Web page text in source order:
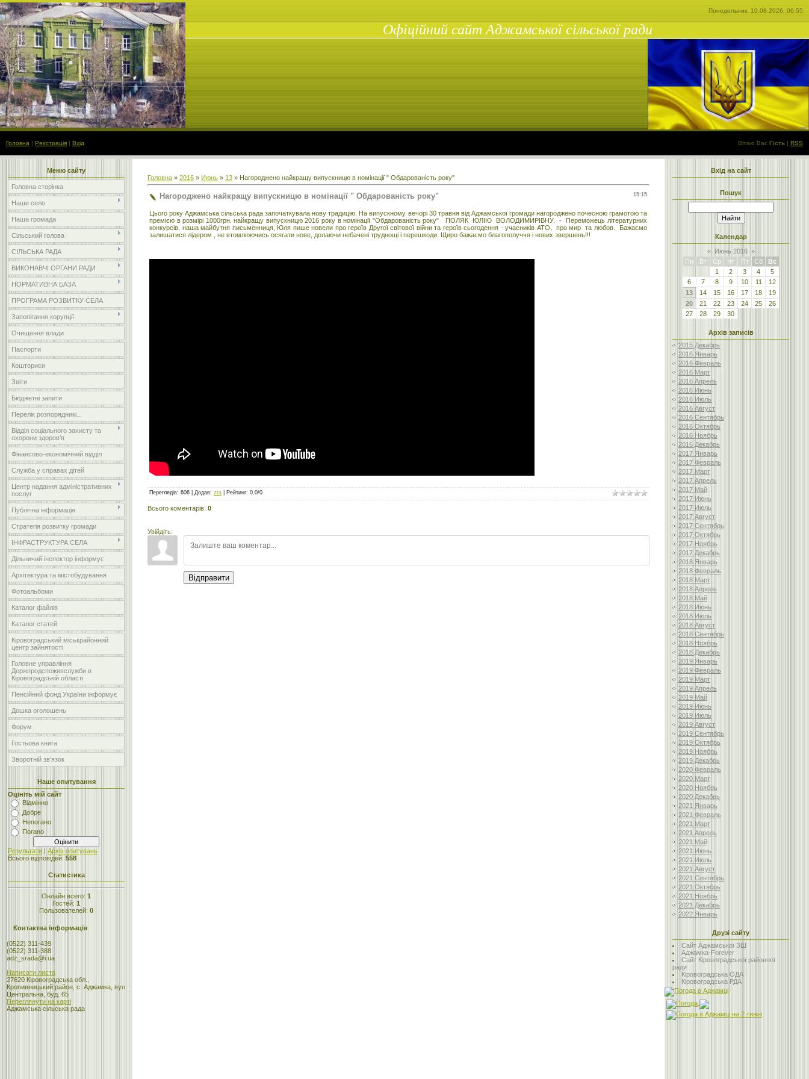
Понедельник, 10.08.2026, 06:55
Офіційний сайт Аджамської сільської ради
Головна | Реєстрація | Вхід Вітаю Вас Гість | RSS
Меню сайту
Головна сторінка
Наше село
Наша громада
Сільський голова
СІЛЬСЬКА РАДА
ВИКОНАВЧІ ОРГАНИ РАДИ
НОРМАТИВНА БАЗА
ПРОГРАМА РОЗВИТКУ СЕЛА
Запопігання корупції
Очищення влади
Паспорти
Кошториси
Звіти
Бюджетні запити
Перелік розпорядникі...
Відділ соціального захисту та
охорони здоров’я
Фінансово-економічний відділ
Служба у справах дітей
Центр надання адміністративних
послуг
Публічна інформація
Стратегія розвитку громади
ІНФРАСТРУКТУРА СЕЛА
Дільничий інспектор інформує
Архітектура та містобудування
Фотоальбоми
Каталог файлів
Каталог статей
Кіровоградський міськрайонний
центр зайнятості
Головне управління
Держпродспоживслужби в
Кіровоградській області
Пенсійний фонд України інформує
Дошка оголошень
Форум
Гостьова книга
Зворотній зв'язок
Наше опитування
Оцініть мій сайт
Відмінно
Добре
Непогано
Погано
Результати | Архів опитувань
Всього відповідей: 558
Статистика
Онлайн всего: 1
Гостей: 1
Пользователей: 0
Контактна інформація
(0522) 311-439
(0522) 311-388
adz_srada@i.ua
Написати листа
27620 Кіровоградська обл.,
Кропивницький район, с. Аджамка, вул.
Центральна, буд. 65
Переглянути на карті
Аджамська сільська рада
Головна » 2016 » Июнь » 13 » Нагороджено найкращу випускницю в номінації " Обдарованість року"
15:15
Нагороджено найкращу випускницю в номінації " Обдарованість року"
Цього року Аджамська сільська рада започаткувала нову традицію. На випускному вечорі 30 травня від Аджамської громади нагороджено почесною грамотою та
премією в розмірі 1000грн. найкращу випускницю 2016 року в номінації "Обдарованість року" ПОЛЯК ЮЛІЮ ВОЛОДИМИРІВНУ. - Переможець літературних
конкурсів, наша майбутня письменниця, Юля пише новели про героїв Другої світової війни та героїв сьогодення - учасників АТО, про мир та любов. Бажаємо
залишатися лідером , не втомлюючись осягати нове, долаючи небачені труднощі і перешкоди. Щиро бажаємо благополуччя і нових звершень!!!
Переглядів: 606 Додав: zta Рейтинг: 0.0/0
Всього коментарів: 0
Увійдіть:
Відправити
Вхід на сайт
Пошук
Календар
«
Июнь 2016 »
Пн
Вт Ср Чт Пт Сб
Вс
1
2 3 4
5
6
7 8 9 10 11
12
13
14 15 16 17 18
19
20
21 22 23 24 25
26
27
28 29 30
Архів записів
2015 Декабрь
2016 Январь
2016 Февраль
2016 Март
2016 Апрель
2016 Июнь
2016 Июль
2016 Август
2016 Сентябрь
2016 Октябрь
2016 Ноябрь
2016 Декабрь
2017 Январь
2017 Февраль
2017 Март
2017 Апрель
2017 Май
2017 Июнь
2017 Июль
2017 Август
2017 Сентябрь
2017 Октябрь
2017 Ноябрь
2017 Декабрь
2018 Январь
2018 Февраль
2018 Март
2018 Апрель
2018 Май
2018 Июнь
2018 Июль
2018 Август
2018 Сентябрь
2018 Ноябрь
2018 Декабрь
2019 Январь
2019 Февраль
2019 Март
2019 Апрель
2019 Май
2019 Июнь
2019 Июль
2019 Август
2019 Сентябрь
2019 Октябрь
2019 Ноябрь
2019 Декабрь
2020 Февраль
2020 Март
2020 Ноябрь
2020 Декабрь
2021 Январь
2021 Февраль
2021 Март
2021 Апрель
2021 Май
2021 Июнь
2021 Июль
2021 Август
2021 Сентябрь
2021 Октябрь
2021 Ноябрь
2021 Декабрь
2022 Январь
Друзі сайту
Сайт Аджамської ЗШ
Аджамка-Forever
Сайт Кіровоградської районної
ради
Кіровоградська ОДА
Кіровоградська РДА